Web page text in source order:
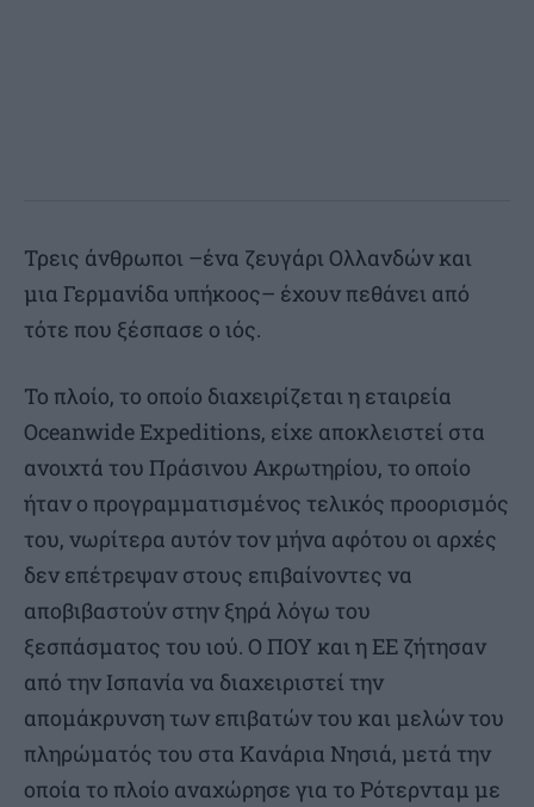
Τρεις άνθρωποι –ένα ζευγάρι Ολλανδών και
μια Γερμανίδα υπήκοος– έχουν πεθάνει από
τότε που ξέσπασε ο ιός.
Το πλοίο, το οποίο διαχειρίζεται η εταιρεία
Oceanwide Expeditions, είχε αποκλειστεί στα
ανοιχτά του Πράσινου Ακρωτηρίου, το οποίο
ήταν ο προγραμματισμένος τελικός προορισμός
του, νωρίτερα αυτόν τον μήνα αφότου οι αρχές
δεν επέτρεψαν στους επιβαίνοντες να
αποβιβαστούν στην ξηρά λόγω του
ξεσπάσματος του ιού. Ο ΠΟΥ και η ΕΕ ζήτησαν
από την Ισπανία να διαχειριστεί την
απομάκρυνση των επιβατών του και μελών του
πληρώματός του στα Κανάρια Νησιά, μετά την
οποία το πλοίο αναχώρησε για το Ρότερνταμ με